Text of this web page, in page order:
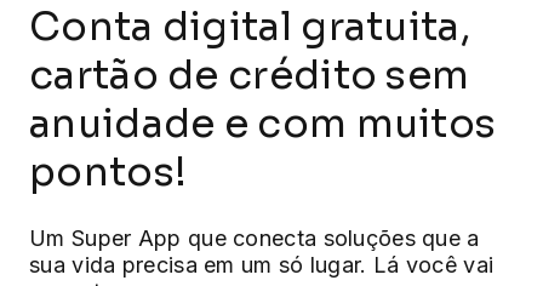
Conta digital gratuita,
cartão de crédito sem
anuidade e com muitos
pontos!
Um Super App que conecta soluções que a
sua vida precisa em um só lugar. Lá você vai